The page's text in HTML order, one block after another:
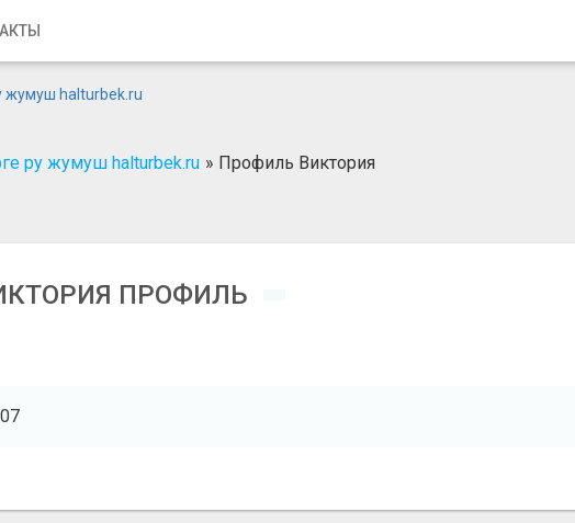
ру жумуш halturbek.ru » Профиль Виктория
ПРОФИЛЬ